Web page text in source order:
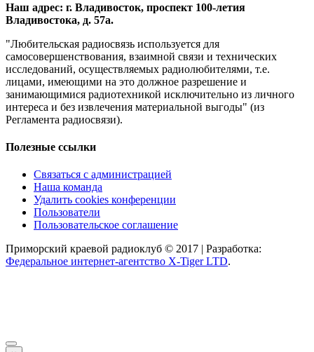
Наш адрес: г. Владивосток, проспект 100-летия
Владивостока, д. 57а.
"Любительская радиосвязь используется для
самосовершенствования, взаимной связи и технических
исследований, осуществляемых радиолюбителями, т.е.
лицами, имеющими на это должное разрешение и
занимающимися радиотехникой исключительно из личного
интереса и без извлечения материальной выгоды" (из
Регламента радиосвязи).
Полезные ссылки
Связаться с администрацией
Наша команда
Удалить cookies конференции
Пользователи
Пользовательское соглашение
Приморский краевой радиоклуб © 2017 | Разработка:
Федеральное интернет-агентство X-Tiger LTD.